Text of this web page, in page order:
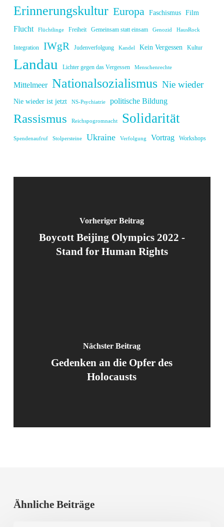
Erinnerungskultur Europa Faschismus Film
Flucht Flüchtlinge Freiheit Gemeinsam statt einsam Genozid HausRock
Integration IWgR Judenverfolgung Kandel Kein Vergessen Kultur
Landau Lichter gegen das Vergessen Menschenrechte
Mittelmeer Nationalsozialismus Nie wieder
Nie wieder ist jetzt NS-Psychiatrie politische Bildung
Rassismus Reichspogromnacht Solidarität
Spendenaufruf Stolpersteine Ukraine Verfolgung Vortrag Workshops
Vorheriger Beitrag
Boycott Beijing Olympics 2022 -
Stand for Human Rights
Nächster Beitrag
Gedenken an die Opfer des
Holocausts
Ähnliche Beiträge